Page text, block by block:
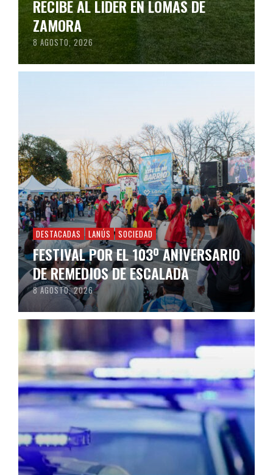
RECIBE AL LÍDER EN LOMAS DE
ZAMORA
8 AGOSTO, 2026
DESTACADAS LANÚS SOCIEDAD
FESTIVAL POR EL 103º ANIVERSARIO
DE REMEDIOS DE ESCALADA
8 AGOSTO, 2026